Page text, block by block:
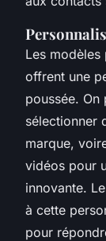
Les modèles
offrent une
poussée.
sélectionner
marque,
vidéos pour
innovante.
à cette
pour